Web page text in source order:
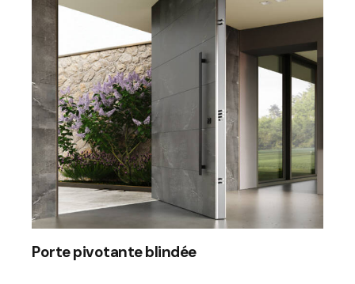
Porte pivotante blindée